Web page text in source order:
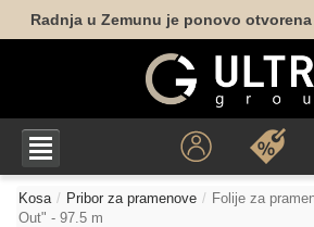
Radnja u Zemunu je ponovo
Kosa Pribor za pramenove
Folije za
Out" - 97.5 m